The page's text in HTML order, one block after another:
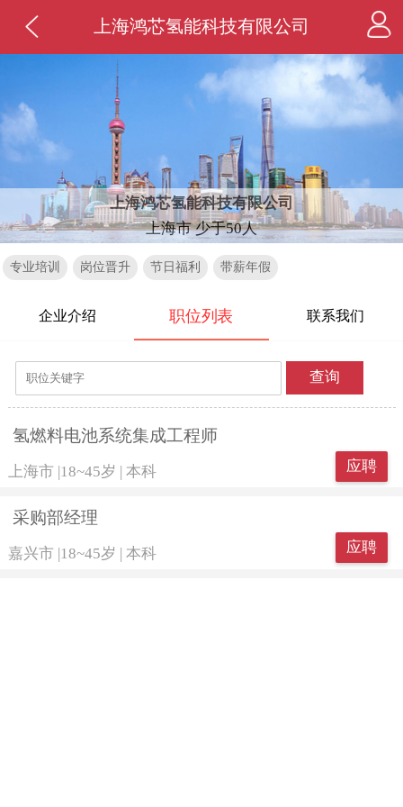
上海鸿芯氢能科技有限公司
上海鸿芯氢能科技有限公司
上海市 少于50人
专业培训 岗位晋升 节日福利 带薪年假
企业介绍 职位列表 联系我们
查询
氢燃料电池系统集成工程师
上海市 18~45岁 本科 应聘
采购部经理
嘉兴市 |18~45岁 | 本科 应聘